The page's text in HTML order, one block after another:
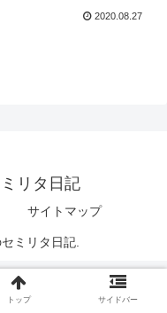
2020.08.27
リタ日記
サイトマップ
ミリタ日記.
トップ サイドバー